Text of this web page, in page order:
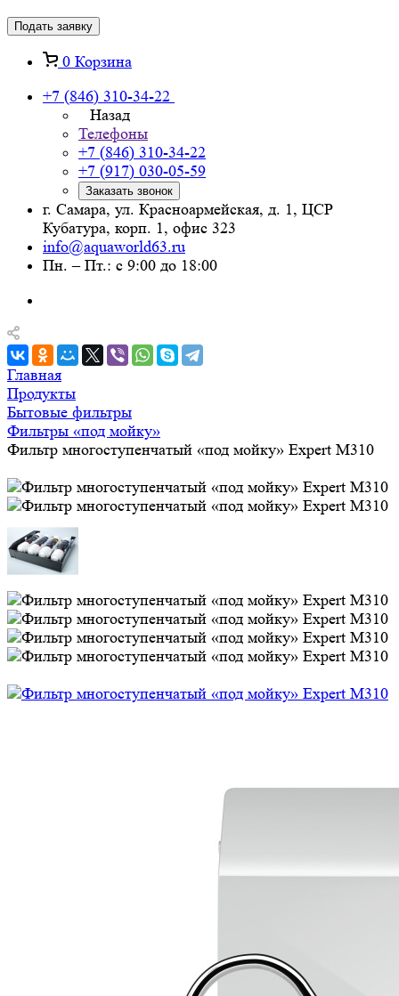
Подать заявку
0 Корзина
+7 (846) 310-34-22
Назад
Телефоны
+7 (846) 310-34-22
+7 (917) 030-05-59
Заказать звонок
г. Самара, ул. Красноармейская, д. 1, ЦСР
Кубатура, корп. 1, офис 323
info@aquaworld63.ru
Пн. – Пт.: с 9:00 до 18:00
Главная
Продукты
Бытовые фильтры
Фильтры «под мойку»
Фильтр многоступенчатый «под мойку» Expert M310